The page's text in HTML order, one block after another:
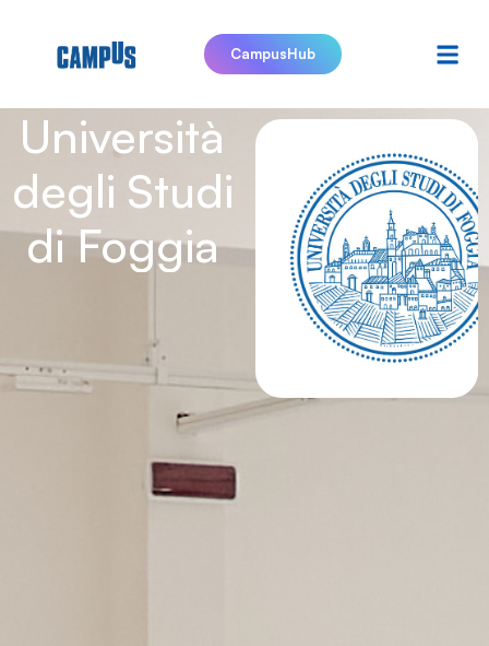
CampusHub
Università
degli Studi
di Foggia